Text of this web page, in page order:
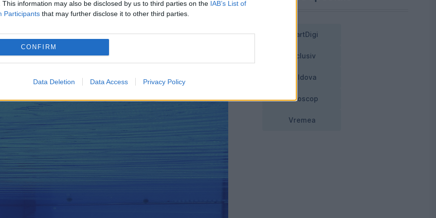
This information may also be disclosed by us to third parties on the IAB’s List of
Participants that may further disclose it to other third parties.
CONFIRM
Data Deletion Data Access Privacy Policy
de culoar. L-am luat în brațe, iar părintele
părintelui. L-am întins pe jos. I-am dat casca
început manevrele de resuscitare. Nu există
atac de panică”, a spus profesorul de înot.
SmartDigi
Exclusiv
Moldova
Horoscop
Vremea